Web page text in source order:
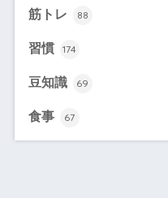
筋トレ 88
習慣 174
豆知識 69
食事 67